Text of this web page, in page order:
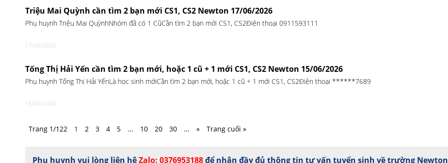
Triệu Mai Quỳnh cần tìm 2 bạn mới CS1, CS2 Newton 17/06/2026
Phụ huynh Triệu Mai QuỳnhNhóm đã có 1 CũCần tìm 2 bạn mới CS1, CS2Điện thoại 0911593111
17/06/2026
Tống Thị Hải Yến cần tìm 2 bạn mới, hoặc 1 cũ + 1 mới CS1, CS2 Newton 15/06/2026
Phụ huynh Tống Thị Hải YếnLà học sinh mớiCần tìm 2 bạn mới, hoặc 1 cũ + 1 mới CS1, CS2Điện thoại ******7689
15/06/2026
Trang 1/122 1 2 3 4 5 ... 10 20 30 ... » Trang cuối »
Phụ huynh vui lòng liên hệZalo: 0376953188để nhận đầy đủ thông tin tư vấn tuyển sinh về trường Newton